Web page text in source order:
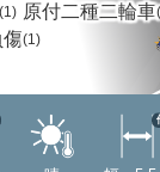
(1) 原付二種二輪車
傷(1)